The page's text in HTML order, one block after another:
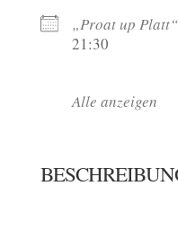
„Proat up Platt“
21:30
Alle anzeigen